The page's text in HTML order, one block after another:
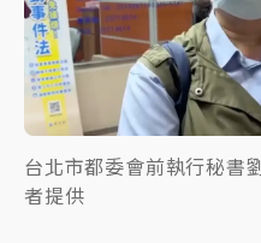
台北市都委會前執行秘書
者提供